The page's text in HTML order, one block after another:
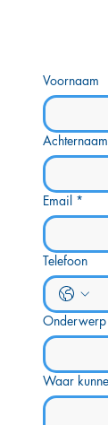
Voornaam
Achternaam
Email *
Telefoon
Onderwerp
Waar